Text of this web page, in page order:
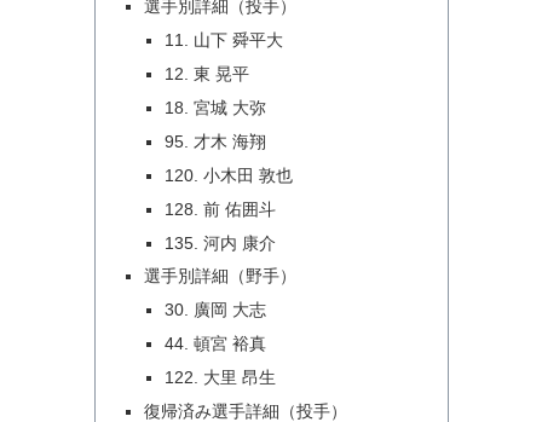
選手別詳細（投手）
11. 山下 舜平大
12. 東 晃平
18. 宮城 大弥
95. 才木 海翔
120. 小木田 敦也
128. 前 佑囲斗
135. 河内 康介
選手別詳細（野手）
30. 廣岡 大志
44. 頓宮 裕真
122. 大里 昂生
復帰済み選手詳細（投手）